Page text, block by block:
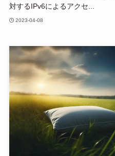
対するIPv6によるアクセ...
2023-04-08